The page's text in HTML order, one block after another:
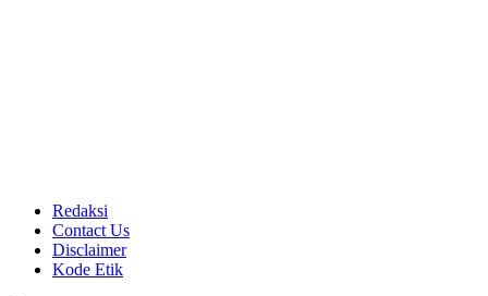
Redaksi
Contact Us
Disclaimer
Kode Etik